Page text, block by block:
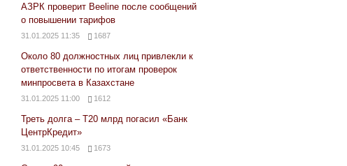
АЗРК проверит Beeline после сообщений
о повышении тарифов
31.01.2025 11:35 1687
Около 80 должностных лиц привлекли к
ответственности по итогам проверок
минпросвета в Казахстане
31.01.2025 11:00 1612
Треть долга – Т20 млрд погасил «Банк
ЦентрКредит»
31.01.2025 10:45 1673